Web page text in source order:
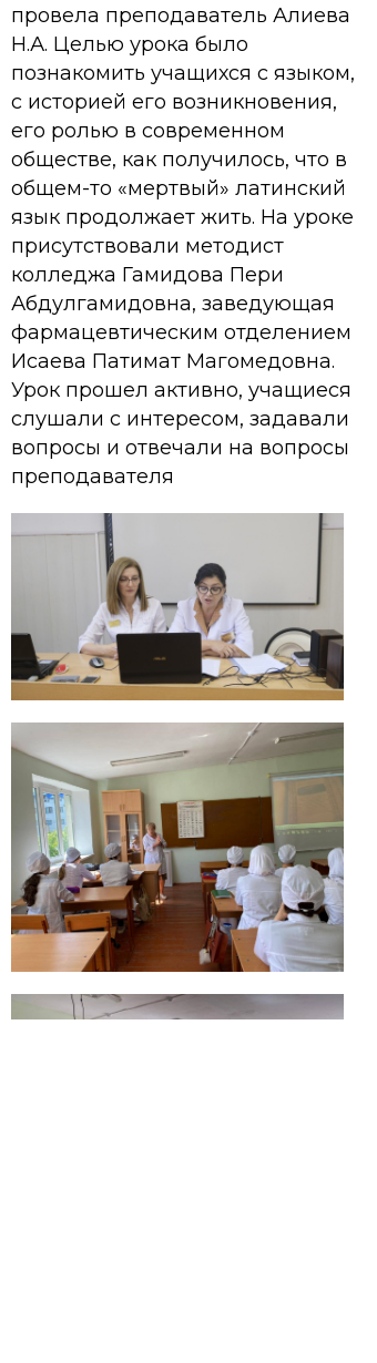
провела преподаватель Алиева
Н.А. Целью урока было
познакомить учащихся с языком,
с историей его возникновения,
его ролью в современном
обществе, как получилось, что в
общем-то «мертвый» латинский
язык продолжает жить. На уроке
присутствовали методист
колледжа Гамидова Пери
Абдулгамидовна, заведующая
фармацевтическим отделением
Исаева Патимат Магомедовна.
Урок прошел активно, учащиеся
слушали с интересом, задавали
вопросы и отвечали на вопросы
преподавателя